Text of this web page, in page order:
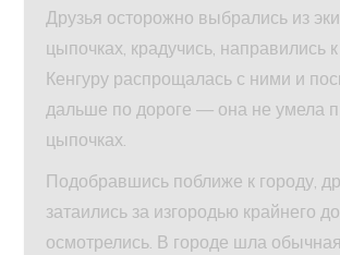
Друзья осторожно выбрались из
цыпочках, крадучись, направились к
Кенгуру распрощалась с ними и
дальше по дороге — она не умела
цыпочках.
Подобравшись поближе к городу,
затаились за изгородью крайнего
осмотрелись. В городе шла